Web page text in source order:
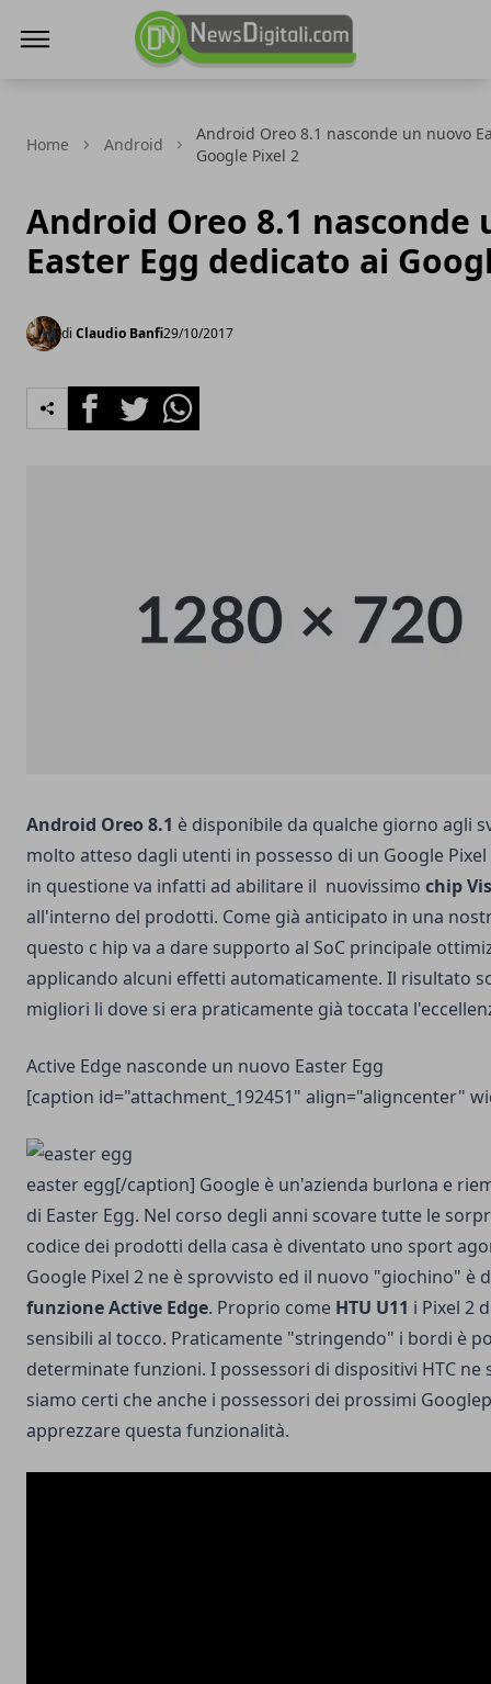
Home Android
Android Oreo 8.1 nasconde un nuovo
Google Pixel 2
Android Oreo 8.1 nasconde
Easter Egg dedicato ai
di Claudio Banfi29/10/2017
FacebookTwitterWhatsapp
Android Oreo 8.1 è disponibile da qualche giorno agli
molto atteso dagli utenti in possesso di un Google
in questione va infatti ad abilitare il nuovissimo chip
all'interno del prodotti. Come già anticipato in una
questo c hip va a dare supporto al SoC principale
applicando alcuni effetti automaticamente. Il risultato
migliori li dove si era praticamente già toccata
Active Edge nasconde un nuovo Easter Egg
[caption id="attachment_192451" align="aligncenter"
easter egg[/caption] Google è un'azienda burlona e
di Easter Egg. Nel corso degli anni scovare tutte le
codice dei prodotti della casa è diventato uno sport
Google Pixel 2 ne è sprovvisto ed il nuovo "giochino" è
funzione Active Edge. Proprio come HTU U11 i Pixel 2
sensibili al tocco. Praticamente "stringendo" i bordi è
determinate funzioni. I possessori di dispositivi HTC ne
siamo certi che anche i possessori dei prossimi
apprezzare questa funzionalità.